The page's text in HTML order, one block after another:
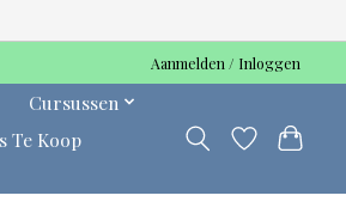
Aanmelden / Inloggen
Cursussen
Te Koop